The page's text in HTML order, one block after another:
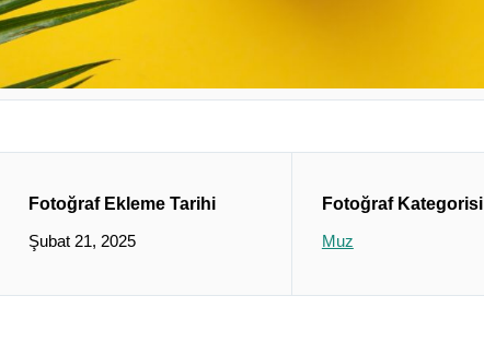
Fotoğraf Ekleme Tarihi
Şubat 21, 2025
Fotoğraf Kategorisi
Muz